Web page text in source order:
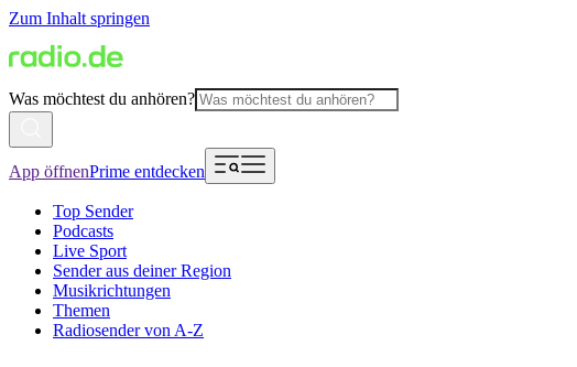
Zum Inhalt springen
Was möchtest du anhören?
App öffnenPrime entdecken
Top Sender
Podcasts
Live Sport
Sender aus deiner Region
Musikrichtungen
Themen
Radiosender von A-Z